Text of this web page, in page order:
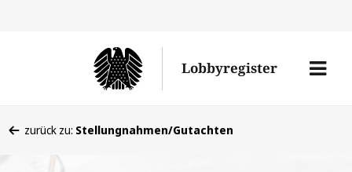
Lobbyregister
Menü
befinden
zurück zu: Stellungnahmen/Gutachten